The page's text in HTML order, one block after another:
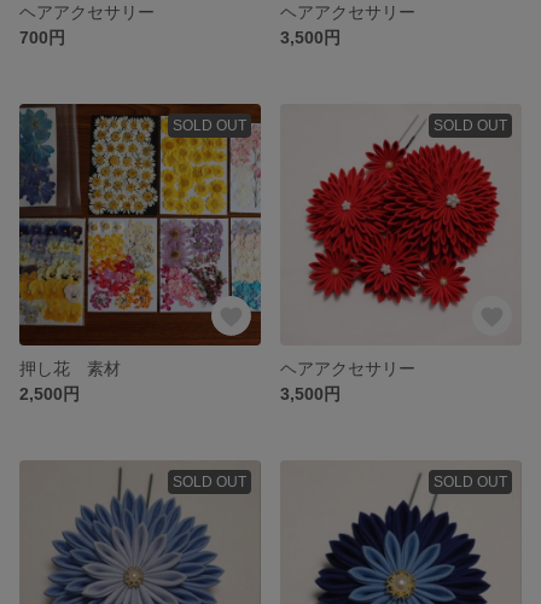
ヘアアクセサリー
700円
ヘアアクセサリー
3,500円
SOLD OUT
押し花 素材
2,500円
SOLD OUT
ヘアアクセサリー
3,500円
SOLD OUT SOLD OUT